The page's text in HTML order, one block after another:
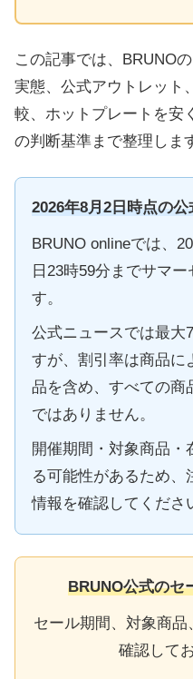
この記事では、BRUNO
実態、公式アウトレット
較、ホットプレートを安
の判断基準まで整理しま
2026年8月2日時点の
BRUNO onlineでは、
日23時59分までサマ
す。
公式ニュースでは最大
すが、割引率は商品に
品を含め、すべての商
ではありません。
開催期間・対象商品
る可能性があるため
情報を確認してくださ
BRUNO公式のセ
セール期間、対象商
確認して